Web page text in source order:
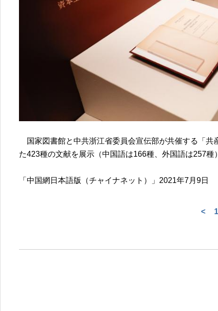
国家図書館と中共浙江省委員会宣伝部が共催する「共
た423種の文献を展示（中国語は166種、外国語は257種
「中国網日本語版（チャイナネット）」2021年7月9日
< 1